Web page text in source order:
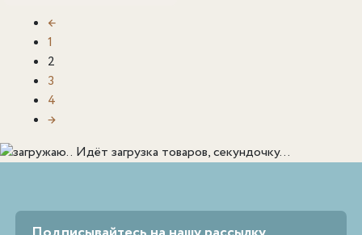
←
1
2
3
4
→
Идёт загрузка товаров, секундочку...